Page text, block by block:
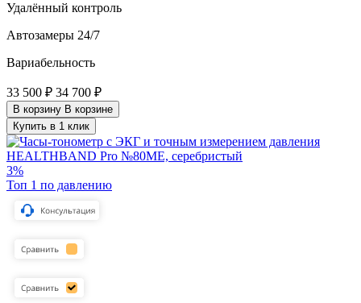
Удалённый контроль
Автозамеры 24/7
Вариабельность
33 500 ₽ 34 700 ₽
В корзину В корзине
Купить в 1 клик
3%
Топ 1 по давлению